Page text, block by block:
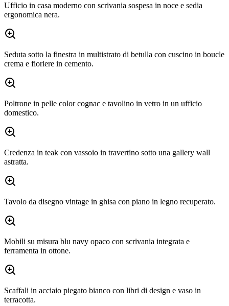
Ufficio in casa moderno con scrivania sospesa in noce e sedia
ergonomica nera.
Seduta sotto la finestra in multistrato di betulla con cuscino in boucle
crema e fioriere in cemento.
Poltrone in pelle color cognac e tavolino in vetro in un ufficio
domestico.
Credenza in teak con vassoio in travertino sotto una gallery wall
astratta.
Tavolo da disegno vintage in ghisa con piano in legno recuperato.
Mobili su misura blu navy opaco con scrivania integrata e
ferramenta in ottone.
Scaffali in acciaio piegato bianco con libri di design e vaso in
terracotta.